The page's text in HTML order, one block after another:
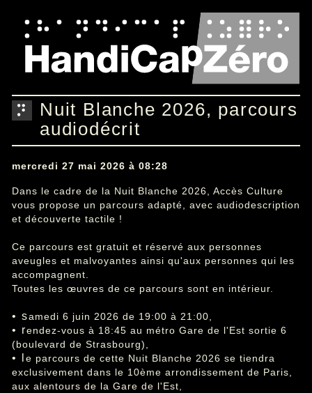
Nuit Blanche 2026, parcours
audiodécrit
mercredi 27 mai 2026 à 08:28
Dans le cadre de la Nuit Blanche 2026, Accès Culture
vous propose un parcours adapté, avec audiodescription
et découverte tactile !
Ce parcours est gratuit et réservé aux personnes
aveugles et malvoyantes ainsi qu'aux personnes qui les
accompagnent.
Toutes les œuvres de ce parcours sont en intérieur.
• samedi 6 juin 2026 de 19:00 à 21:00,
• rendez-vous à 18:45 au métro Gare de l'Est sortie 6
(boulevard de Strasbourg),
• l e parcours de cette Nuit Blanche 2026 se tiendra
exclusivement dans le 10ème arrondissement de Paris,
aux alentours de la Gare de l'Est,